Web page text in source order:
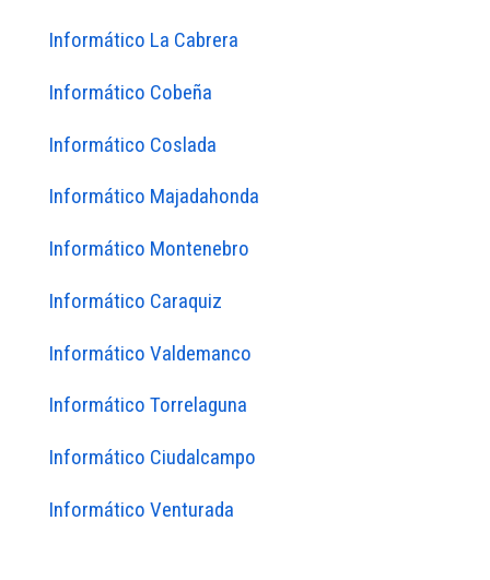
Informático La Cabrera
Informático Cobeña
Informático Coslada
Informático Majadahonda
Informático Montenebro
Informático Caraquiz
Informático Valdemanco
Informático Torrelaguna
Informático Ciudalcampo
Informático Venturada